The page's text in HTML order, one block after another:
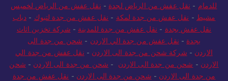
للدمام - نقل عفش من الرياض لجدة - نقل عفش من الرياض لخميس
مشيط - نقل عفش من جدة لمكة - نقل عفش من جدة لتبوك - دباب
نقل عفش بجدة - نقل عفش من جدة للمدينة - شركة تخزين اثاث
بجدة - نقل عفش من جدة الي الاردن - شحن من جدة الى
الاردن - شركة شحن من جدة الى الاردن - نقل عفش من جدة الي
الاردن - شحن من جدة الى الاردن - شحن من جدة الى الاردن - شحن
من جدة الى الاردن - شحن من جدة الى الاردن - نقل عفش من جدة